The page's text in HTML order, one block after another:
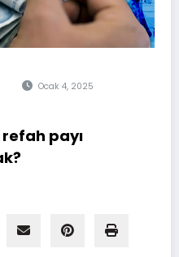
Ocak 4, 2025
payı